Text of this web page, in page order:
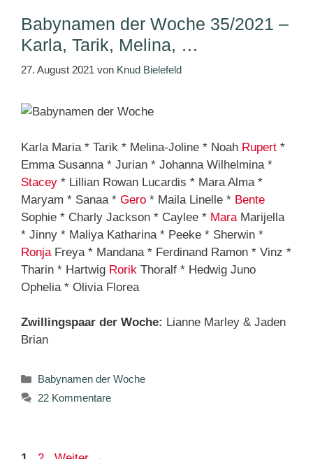
Babynamen der Woche 35/2021 –
Karla, Tarik, Melina, …
27. August 2021 von Knud Bielefeld
Karla Maria * Tarik * Melina-Joline * Noah Rupert *
Emma Susanna * Jurian * Johanna Wilhelmina *
Stacey * Lillian Rowan Lucardis * Mara Alma *
Maryam * Sanaa * Gero * Maila Linelle * Bente
Sophie * Charly Jackson * Caylee * Mara Marijella
* Jinny * Maliya Katharina * Peeke * Sherwin *
Ronja Freya * Mandana * Ferdinand Ramon * Vinz *
Tharin * Hartwig Rorik Thoralf * Hedwig Juno
Ophelia * Olivia Florea
Zwillingspaar der Woche: Lianne Marley & Jaden
Brian
Kategorien
Babynamen der Woche
22 Kommentare